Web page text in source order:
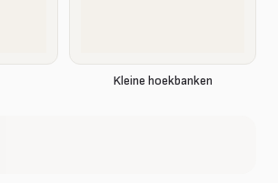
Kleine hoekbanken